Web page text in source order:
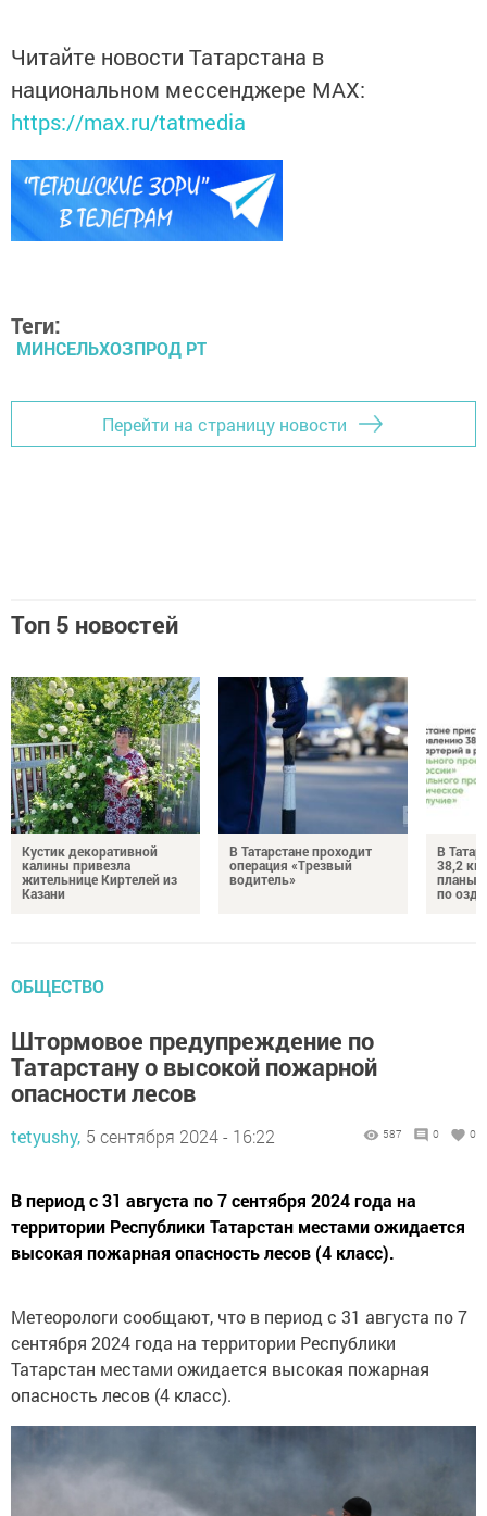
Читайте новости Татарстана в
национальном мессенджере MАХ:
https://max.ru/tatmedia
Теги:
МИНСЕЛЬХОЗПРОД РТ
Перейти на страницу новости
Топ 5 новостей
Кустик декоративной
калины привезла
жительнице Киртелей из
Казани
В Татарстане проходит
операция «Трезвый
водитель»
В
38,2 км
планы
по
ОБЩЕСТВО
Штормовое предупреждение по
Татарстану о высокой пожарной
опасности лесов
tetyushy, 5 сентября 2024 - 16:22 587 0 0
В период с 31 августа по 7 сентября 2024 года на
территории Республики Татарстан местами ожидается
высокая пожарная опасность лесов (4 класс).
Метеорологи сообщают, что в период с 31 августа по 7
сентября 2024 года на территории Республики
Татарстан местами ожидается высокая пожарная
опасность лесов (4 класс).